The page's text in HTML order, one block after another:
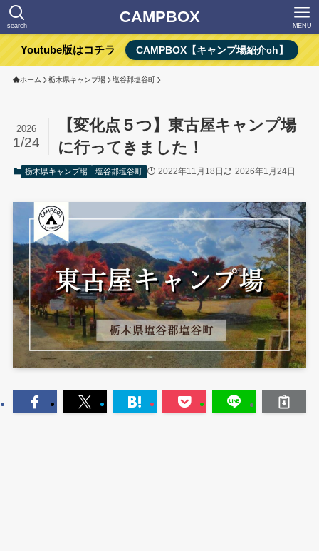
CAMPBOX
search MENU
Youtube版はコチラ CAMPBOX【キャンプ場紹介ch】
ホーム 栃木県キャンプ場 塩谷郡塩谷町
【変化点５つ】東古屋キャンプ場
に行ってきました！
2026
1/24
栃木県キャンプ場 塩谷郡塩谷町 2022年11月18日 2026年1月24日